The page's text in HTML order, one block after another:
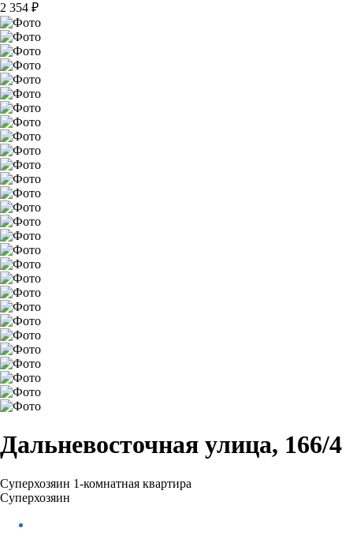
2 354 ₽
Дальневосточная улица, 166/4
Суперхозяин 1-комнатная квартира
Суперхозяин